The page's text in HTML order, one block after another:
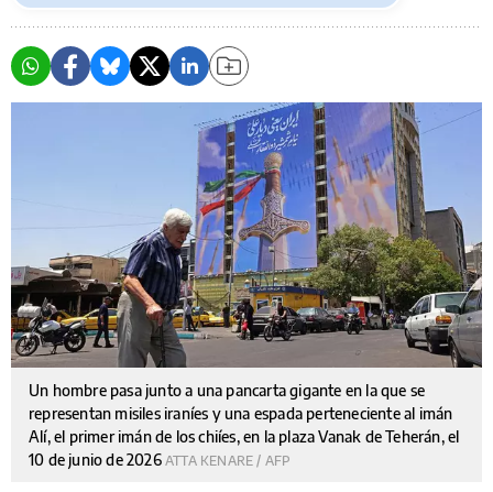
Un hombre pasa junto a una pancarta gigante en la que se
representan misiles iraníes y una espada perteneciente al imán
Alí, el primer imán de los chiíes, en la plaza Vanak de Teherán, el
10 de junio de 2026 ATTA KENARE / AFP